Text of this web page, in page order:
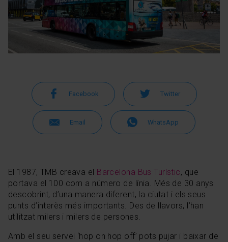
Facebook Twitter
Email WhatsApp
El 1987, TMB creava el Barcelona Bus Turístic, que
portava el 100 com a número de línia. Més de 30 anys
descobrint, d’una manera diferent, la ciutat i els seus
punts d’interès més importants. Des de llavors, l’han
utilitzat milers i milers de persones.
Amb el seu servei ‘hop on hop off’ pots pujar i baixar de